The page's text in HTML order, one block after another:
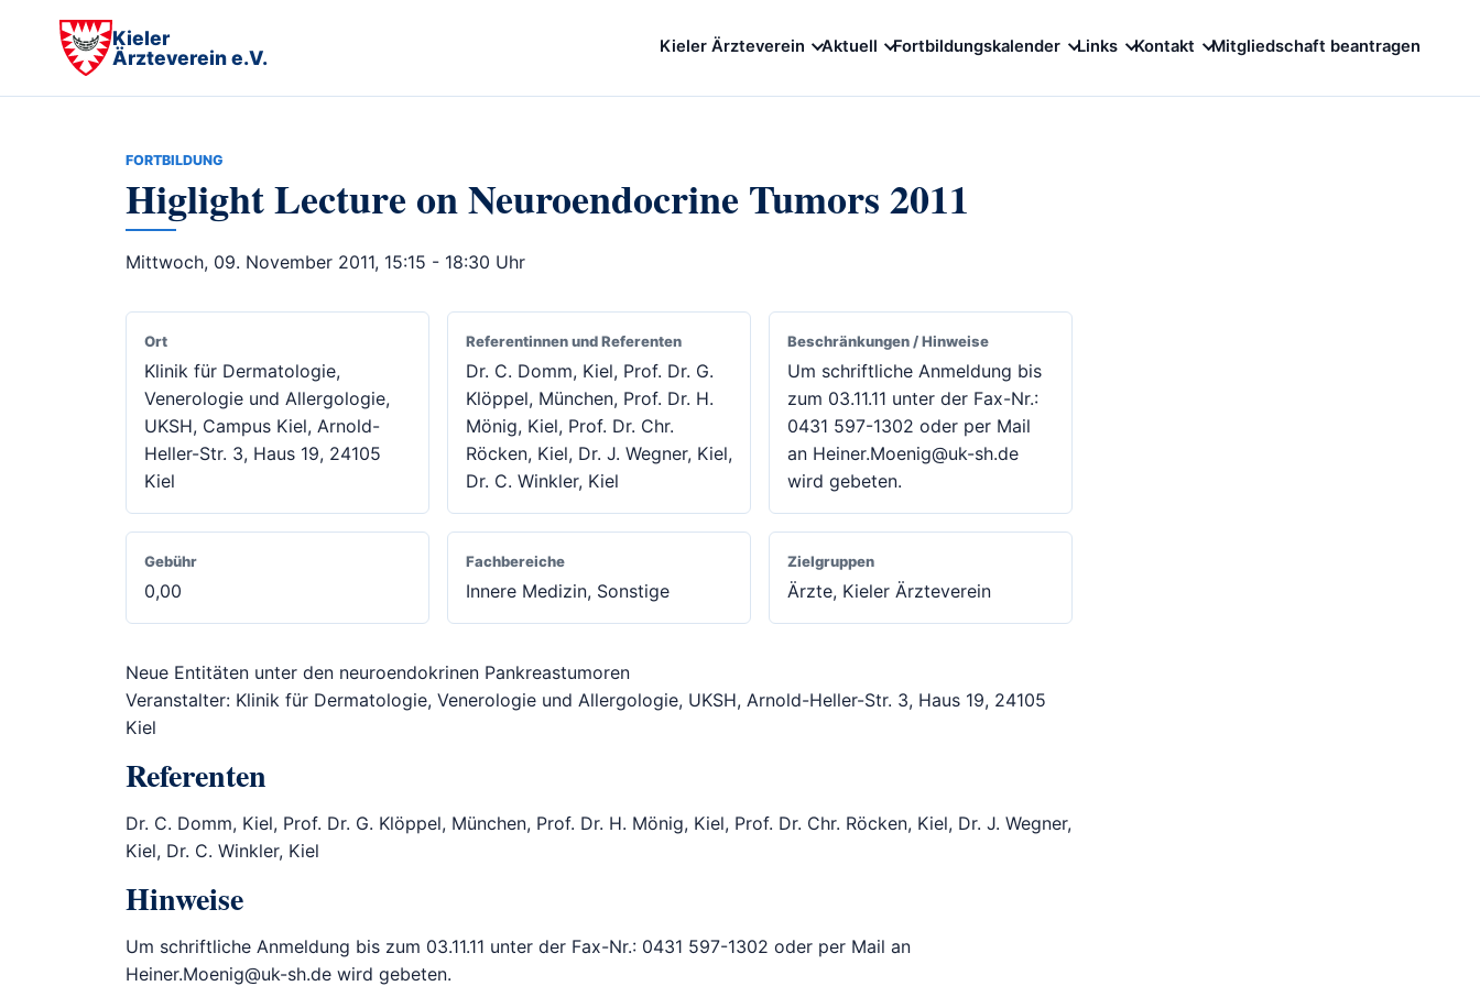
Kieler
Ärzteverein e.V.
Kieler Ärzteverein Aktuell Fortbildungskalender Links Kontakt Mitgliedschaft beantragen
FORTBILDUNG
Higlight Lecture on Neuroendocrine Tumors 2011
Mittwoch, 09. November 2011, 15:15 - 18:30 Uhr
Ort
Klinik für Dermatologie,
Venerologie und Allergologie,
UKSH, Campus Kiel, Arnold-
Heller-Str. 3, Haus 19, 24105
Kiel
Referentinnen und Referenten
Dr. C. Domm, Kiel, Prof. Dr. G.
Klöppel, München, Prof. Dr. H.
Mönig, Kiel, Prof. Dr. Chr.
Röcken, Kiel, Dr. J. Wegner, Kiel,
Dr. C. Winkler, Kiel
Beschränkungen / Hinweise
Um schriftliche Anmeldung bis
zum 03.11.11 unter der Fax-Nr.:
0431 597-1302 oder per Mail
an Heiner.Moenig@uk-sh.de
wird gebeten.
Gebühr
0,00
Fachbereiche
Innere Medizin, Sonstige
Zielgruppen
Ärzte, Kieler Ärzteverein
Neue Entitäten unter den neuroendokrinen Pankreastumoren
Veranstalter: Klinik für Dermatologie, Venerologie und Allergologie, UKSH, Arnold-Heller-Str. 3, Haus 19, 24105
Kiel
Referenten
Dr. C. Domm, Kiel, Prof. Dr. G. Klöppel, München, Prof. Dr. H. Mönig, Kiel, Prof. Dr. Chr. Röcken, Kiel, Dr. J. Wegner,
Kiel, Dr. C. Winkler, Kiel
Hinweise
Um schriftliche Anmeldung bis zum 03.11.11 unter der Fax-Nr.: 0431 597-1302 oder per Mail an
Heiner.Moenig@uk-sh.de wird gebeten.